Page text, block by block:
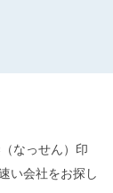
なっせん）印
い会社をお探し